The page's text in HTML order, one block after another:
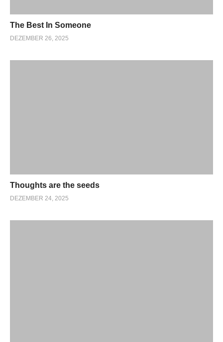
The Best In Someone
DEZEMBER 26, 2025
Thoughts are the seeds
DEZEMBER 24, 2025